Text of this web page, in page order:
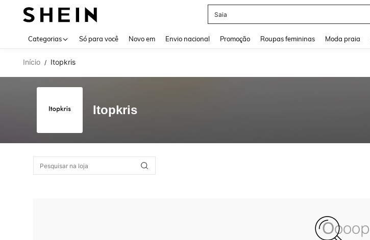
Saia
Categorias Só para você Novo em Envio nacional Promoção Roupas femininas Moda praia
Início / Itopkris
Itopkris